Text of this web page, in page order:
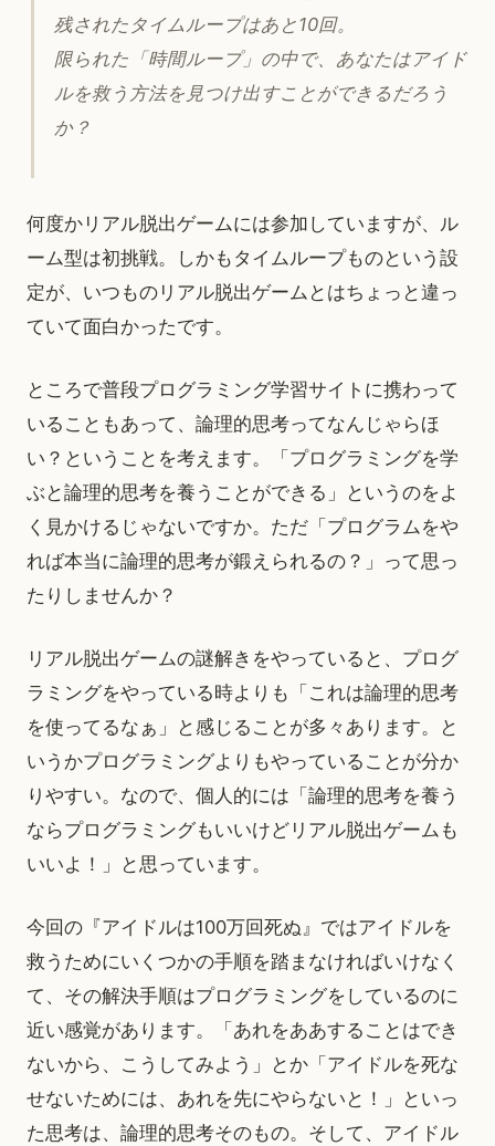
残されたタイムループはあと10回。
限られた「時間ループ」の中で、あなたはアイド
ルを救う方法を見つけ出すことができるだろう
か？
何度かリアル脱出ゲームには参加していますが、ル
ーム型は初挑戦。しかもタイムループものという設
定が、いつものリアル脱出ゲームとはちょっと違っ
ていて面白かったです。
ところで普段プログラミング学習サイトに携わって
いることもあって、論理的思考ってなんじゃらほ
い？ということを考えます。「プログラミングを学
ぶと論理的思考を養うことができる」というのをよ
く見かけるじゃないですか。ただ「プログラムをや
れば本当に論理的思考が鍛えられるの？」って思っ
たりしませんか？
リアル脱出ゲームの謎解きをやっていると、プログ
ラミングをやっている時よりも「これは論理的思考
を使ってるなぁ」と感じることが多々あります。と
いうかプログラミングよりもやっていることが分か
りやすい。なので、個人的には「論理的思考を養う
ならプログラミングもいいけどリアル脱出ゲームも
いいよ！」と思っています。
今回の『アイドルは100万回死ぬ』ではアイドルを
救うためにいくつかの手順を踏まなければいけなく
て、その解決手順はプログラミングをしているのに
近い感覚があります。「あれをああすることはでき
ないから、こうしてみよう」とか「アイドルを死な
せないためには、あれを先にやらないと！」といっ
た思考は、論理的思考そのもの。そして、アイドル